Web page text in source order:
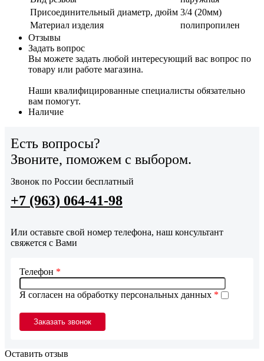
Присоединительный диаметр, дюйм 3/4 (20мм)
Материал изделия
полипропилен
Отзывы
Задать вопрос
Вы можете задать любой интересующий вас вопрос по
товару или работе магазина.
Наши квалифицированные специалисты обязательно
вам помогут.
Наличие
Есть вопросы?
Звоните, поможем с выбором.
Звонок по России бесплатный
+7 (963) 064-41-98
Или оставьте свой номер телефона, наш консультант
свяжется с Вами
Я согласен на обработку персональных данных *
Телефон *
Оставить отзыв